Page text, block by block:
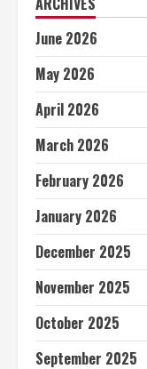
June 2026
May 2026
April 2026
March 2026
February 2026
January 2026
December 2025
November 2025
October 2025
September 2025